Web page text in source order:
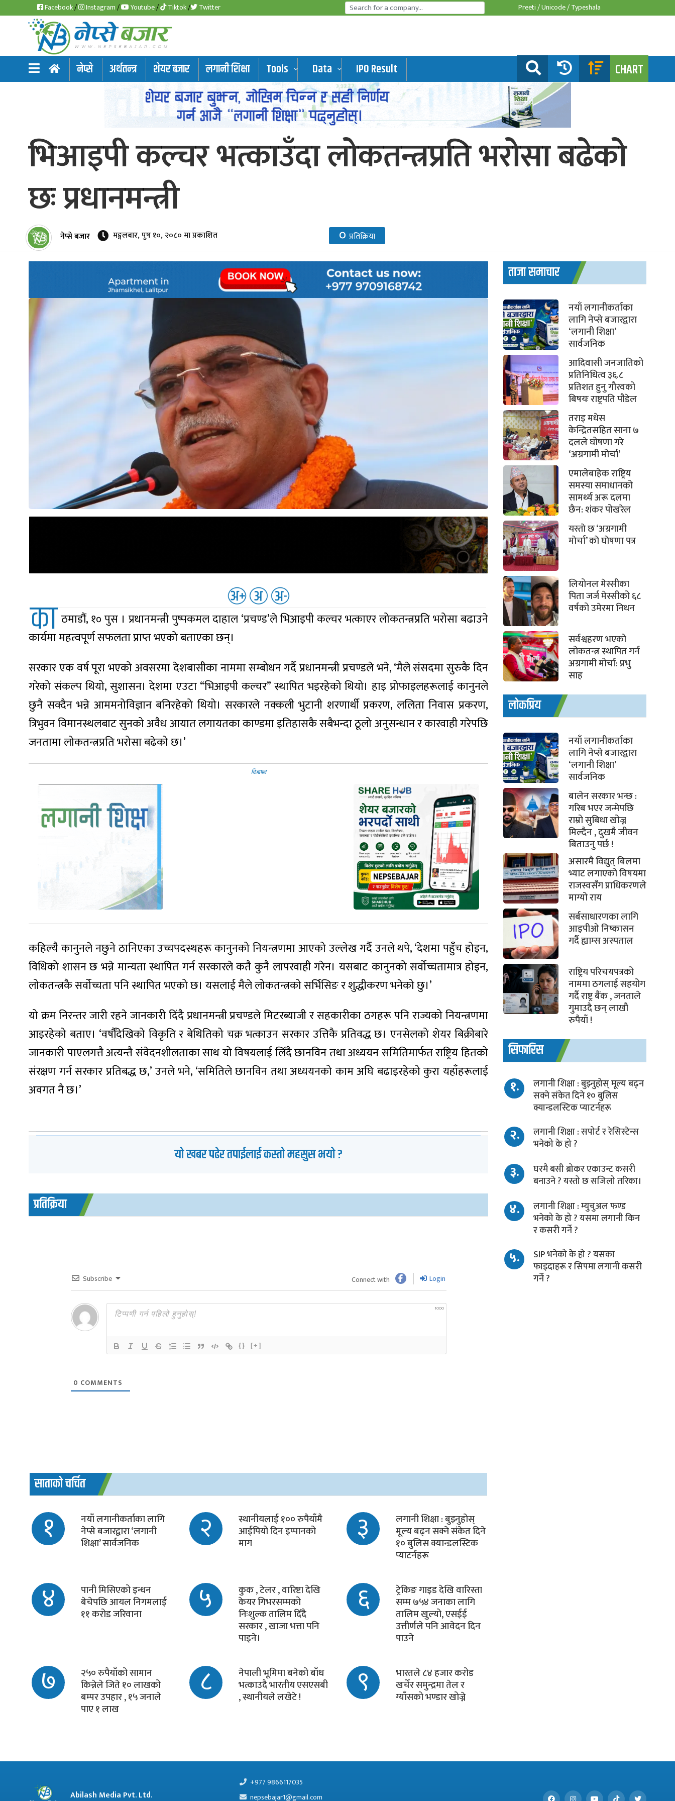
Facebook/ Instagram/ Youtube/ Tiktok/ Twitter Preeti /Unicode /Typeshala
नेप्से अर्थतन्त्र शेयर बजार लगानी शिक्षा Tools Data IPO Result CHART
समाचार
अर्थतन्त्र
हाइड्रो
नेप्से
बजार
भिआइपी कल्चर भत्काउँदा लोकतन्त्रप्रति भरोसा बढेको
छः प्रधानमन्त्री
नेप्से बजार मङ्गलबार, पुष १०, २०८० मा प्रकाशित ० प्रतिक्रिया
का ठमाडौं, १० पुस । प्रधानमन्त्री पुष्पकमल दाहाल ‘प्रचण्ड’ले भिआइपी कल्चर भत्काएर लोकतन्त्रप्रति भरोसा बढाउने
कार्यमा महत्वपूर्ण सफलता प्राप्त भएको बताएका छन्।
सरकार एक वर्ष पूरा भएको अवसरमा देशबासीका नाममा सम्बोधन गर्दै प्रधानमन्त्री प्रचण्डले भने, ‘मैले संसदमा सुरुकै दिन
गरेको संकल्प थियो, सुशासन। देशमा एउटा “भिआइपी कल्चर” स्थापित भइरहेको थियो। हाइ प्रोफाइलहरूलाई कानुनले
छुनै सक्दैन भन्ने आममनोविज्ञान बनिरहेको थियो। सरकारले नक्कली भुटानी शरणार्थी प्रकरण, ललिता निवास प्रकरण,
त्रिभुवन विमानस्थलबाट सुनको अवैध आयात लगायतका काण्डमा इतिहासकै सबैभन्दा ठूलो अनुसन्धान र कारवाही गरेपछि
जनतामा लोकतन्त्रप्रति भरोसा बढेको छ।’
कहिल्यै कानुनले नछुने ठानिएका उच्चपदस्थहरू कानुनको नियन्त्रणमा आएको उल्लेख गर्दै उनले थपे, ‘देशमा पहुँच होइन,
विधिको शासन छ भन्ने मान्यता स्थापित गर्न सरकारले कतै कुनै लापरवाही गरेन। यसबाट कानुनको सर्वोच्चतामात्र होइन,
लोकतन्त्रकै सर्वोच्चता पनि स्थापित भएको छ। यसलाई मैले लोकतन्त्रको सर्भिसिङ र शुद्धीकरण भनेको छु।’
यो क्रम निरन्तर जारी रहने जानकारी दिंदै प्रधानमन्त्री प्रचण्डले मिटरब्याजी र सहकारीका ठगहरू पनि राज्यको नियन्त्रणमा
आइरहेको बताए। ‘वर्षौंदेखिको विकृति र बेथितिको चक्र भत्काउन सरकार उत्तिकै प्रतिवद्ध छ। एनसेलको शेयर बिक्रीबारे
जानकारी पाएलगत्तै अत्यन्तै संवेदनशीलताका साथ यो विषयलाई लिँदै छानविन तथा अध्ययन समितिमार्फत राष्ट्रिय हितको
संरक्षण गर्न सरकार प्रतिबद्ध छ,’ उनले भने, ‘समितिले छानविन तथा अध्ययनको काम अघि बढाइरहेको कुरा यहाँहरूलाई
अवगत नै छ।’
यो खबर पढेर तपाईलाई कस्तो महसुस भयो ?
प्रतिक्रिया
Subscribe Connect with Login
1000
{} [+]
0 COMMENTS
साताको चर्चित
१ नयाँ लगानीकर्ताका लागि
नेप्से बजारद्वारा ‘लगानी
शिक्षा’ सार्वजनिक २ स्थानीयलाई १०० रुपैयाँमै
आईपियो दिन इप्पानको
माग ३ लगानी शिक्षा : बुझ्नुहोस्
मूल्य बढ्न सक्ने संकेत दिने
१० बुलिस क्यान्डलस्टिक
प्याटर्नहरू
४ पानी मिसिएको इन्धन
बेचेपछि आयल निगमलाई
११ करोड जरिवाना ५ कुक , टेलर , वारिष्टा देखि
केयर गिभरसम्मको
निःशुल्क तालिम दिँदै
सरकार , खाजा भत्ता पनि
पाइने।
६ ट्रेकिङ गाइड देखि वारिस्ता
सम्म ७५४ जनाका लागि
तालिम खुल्यो, एसईई
उत्तीर्णले पनि आवेदन दिन
पाउने
७ २५० रुपैयाँको सामान
किन्नेले जिते १० लाखको
बम्पर उपहार , १५ जनाले
पाए १ लाख
८ नेपाली भूमिमा बनेको बाँध
भत्काउदै भारतीय एसएसबी
, स्थानीयले लखेटे ! ९ भारतले ८४ हजार करोड
खर्चेर समुन्द्रमा तेल र
ग्याँसको भण्डार खोज्ने
ताजा समाचार
नयाँ लगानीकर्ताका
लागि नेप्से बजारद्वारा
‘लगानी शिक्षा’
सार्वजनिक
आदिवासी जनजातिको
प्रतिनिधित्व ३६.८
प्रतिशत हुनु गौरवको
बिषयः राष्ट्रपति पौडेल
तराइ मधेस
केन्द्रितसहित साना ७
दलले घोषणा गरे
‘अग्रगामी मोर्चा’
एमालेबाहेक राष्ट्रिय
समस्या समाधानको
सामर्थ्य अरू दलमा
छैन: शंकर पोखरेल
यस्ताे छ ‘अग्रगामी
माेर्चा’ काे घाेषणा पत्र
लियोनल मेस्सीका
पिता जर्ज मेस्सीको ६८
वर्षको उमेरमा निधन
सर्वश्वहरण भएको
लोकतन्त्र स्थापित गर्न
अग्रगामी मोर्चा: प्रभु
साह
लोकप्रिय
नयाँ लगानीकर्ताका
लागि नेप्से बजारद्वारा
‘लगानी शिक्षा’
सार्वजनिक
बालेन सरकार भन्छ :
गरिब भएर जन्मेपछि
राम्रो सुबिधा खोज्न
मिल्दैन , दुखमै जीवन
बिताउनु पर्छ !
असारमै विद्युत् बिलमा
भ्याट लगाएको विषयमा
राजस्वसँग प्राधिकरणले
माग्यो राय
सर्बसाधारणका लागि
आइपीओ निष्कासन
गर्दै ह्याम्स अस्पताल
राष्ट्रिय परिचयपत्रको
नाममा ठगलाई सहयोग
गर्दै राष्ट्र बैंक , जनताले
गुमाउदै छन् लाखौ
रुपैयाँ !
सिफारिस
१.
लगानी शिक्षा : बुझ्नुहोस् मूल्य बढ्न
सक्ने संकेत दिने १० बुलिस
क्यान्डलस्टिक प्याटर्नहरू
२.
लगानी शिक्षा : सपोर्ट र रेसिस्टेन्स
भनेको के हो ?
३.
घरमै बसी ब्रोकर एकाउन्ट कसरी
बनाउने ? यस्तो छ सजिलो तरिका।
४.
लगानी शिक्षा : म्युचुअल फण्ड
भनेको के हो ? यसमा लगानी किन
र कसरी गर्ने ?
५.
SIP भनेको के हो ? यसका
फाइदाहरू र सिपमा लगानी कसरी
गर्ने ?
Abilash Media Pvt. Ltd.
+977 9866117035
nepsebajar1@gmail.com